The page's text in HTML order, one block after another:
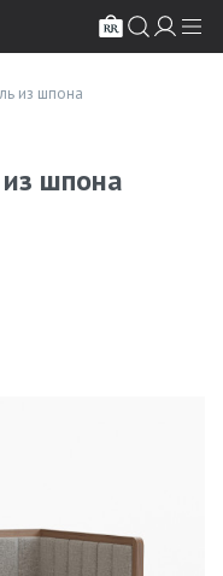
из шпона
шпона